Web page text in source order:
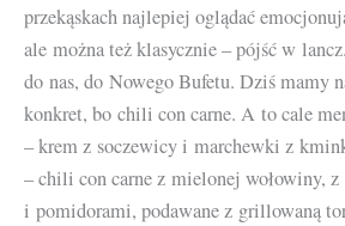
przekąskach najlepiej oglądać
ale można też klasycznie – pójść w
do nas, do Nowego Bufetu. Dziś mamy
konkret, bo chili con carne. A to cale
– krem z soczewicy i marchewki z
– chili con carne z mielonej wołowiny, z
i pomidorami, podawane z grillowaną